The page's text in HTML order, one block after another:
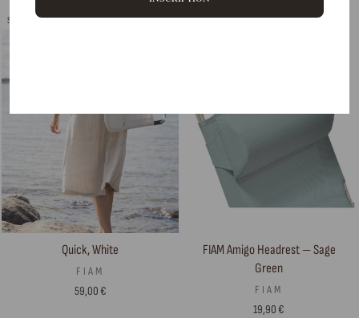
Sold Out
Quick, White
FIAM
59,00 €
Sold Out
FIAM Amigo Headrest — Sage
Green
FIAM
19,90 €